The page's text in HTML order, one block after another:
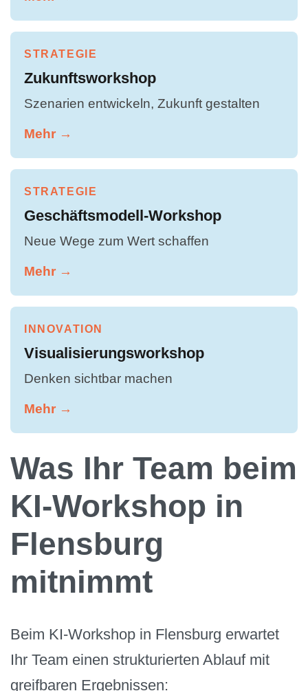
STRATEGIE
Zukunftsworkshop
Szenarien entwickeln, Zukunft gestalten
Mehr →
STRATEGIE
Geschäftsmodell-Workshop
Neue Wege zum Wert schaffen
Mehr →
INNOVATION
Visualisierungsworkshop
Denken sichtbar machen
Mehr →
Was Ihr Team beim
KI-Workshop in
Flensburg
mitnimmt
Beim KI-Workshop in Flensburg erwartet
Ihr Team einen strukturierten Ablauf mit
greifbaren Ergebnissen: